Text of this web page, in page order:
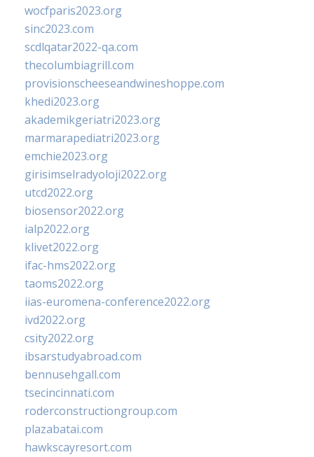
wocfparis2023.org
sinc2023.com
scdlqatar2022-qa.com
thecolumbiagrill.com
provisionscheeseandwineshoppe.com
khedi2023.org
akademikgeriatri2023.org
marmarapediatri2023.org
emchie2023.org
girisimselradyoloji2022.org
utcd2022.org
biosensor2022.org
ialp2022.org
klivet2022.org
ifac-hms2022.org
taoms2022.org
iias-euromena-conference2022.org
ivd2022.org
csity2022.org
ibsarstudyabroad.com
bennusehgall.com
tsecincinnati.com
roderconstructiongroup.com
plazabatai.com
hawkscayresort.com